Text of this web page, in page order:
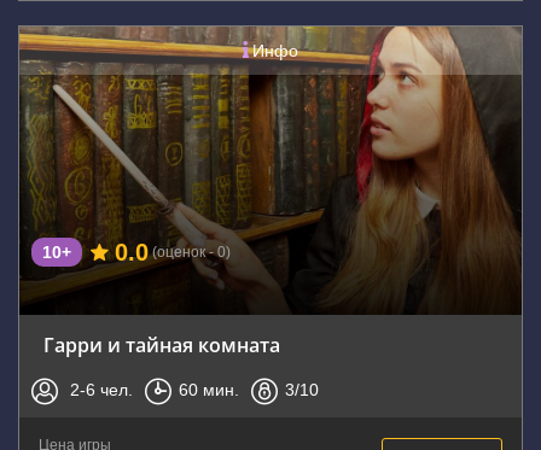
Инфо
10+ 0.0 (оценок - 0)
Гарри и тайная комната
2-6 чел. 60 мин. 3/10
Цена игры